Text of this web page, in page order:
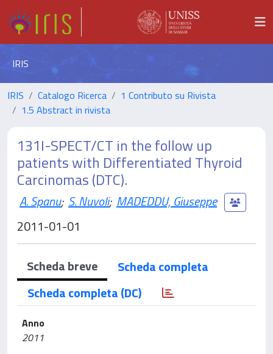
IRIS
IRIS Catalogo Ricerca
1 Contributo su Rivista
1.5 Abstract in rivista
131I-SPECT/CT in the follow up
patients with Differentiated Thyroid
Carcinomas (DTC).
A. Spanu; S. Nuvoli; MADEDDU, Giuseppe
2011-01-01
Scheda breve
Scheda completa
Scheda completa (DC)
Anno
2011